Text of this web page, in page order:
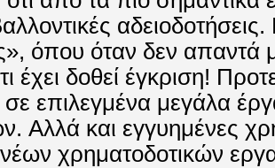
όπου όταν δεν απαντά
έχει δοθεί έγκριση!
επιλεγμένα μεγάλα
Aλλά και εγγυημένες
χρηματοδοτικών